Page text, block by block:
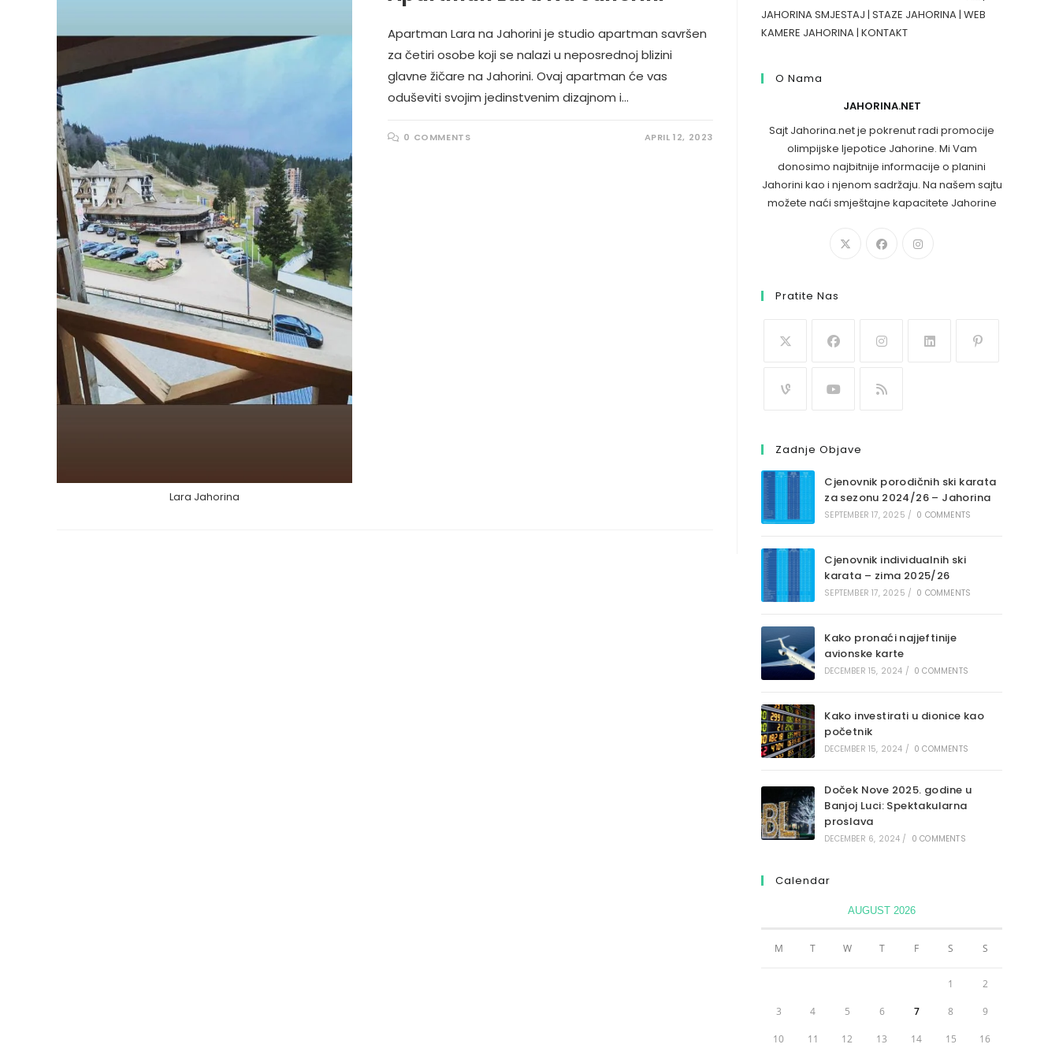
Lara Jahorina
Apartman Lara na Jahorini je studio apartman savršen
za četiri osobe koji se nalazi u neposrednoj blizini
glavne žičare na Jahorini. Ovaj apartman će vas
oduševiti svojim jedinstvenim dizajnom i…
0 COMMENTS APRIL 12, 2023
JAHORINA SMJESTAJ | STAZE JAHORINA| WEB
KAMERE JAHORINA| KONTAKT
O Nama
JAHORINA.NET
Sajt Jahorina.net je pokrenut radi promocije
olimpijske ljepotice Jahorine. Mi Vam
donosimo najbitnije informacije o planini
Jahorini kao i njenom sadržaju. Na našem sajtu
možete naći smještajne kapacitete Jahorine
Pratite Nas
Zadnje Objave
Cjenovnik porodičnih ski karata
za sezonu 2024/26 – Jahorina
SEPTEMBER 17, 2025 / 0 COMMENTS
Cjenovnik individualnih ski
karata – zima 2025/26
SEPTEMBER 17, 2025 / 0 COMMENTS
Kako pronaći najjeftinije
avionske karte
DECEMBER 15, 2024 / 0 COMMENTS
Kako investirati u dionice kao
početnik
DECEMBER 15, 2024 / 0 COMMENTS
Doček Nove 2025. godine u
Banjoj Luci: Spektakularna
proslava
DECEMBER 6, 2024 / 0 COMMENTS
Calendar
AUGUST 2026
M T W T F S S
1 2
3 4 5 6 7 8 9
10 11 12 13 14 15 16